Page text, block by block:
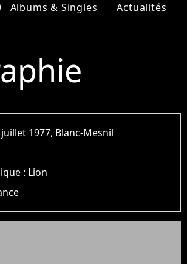
Albums & Singles Actualités
1977, Blanc-Mesnil
: Lion